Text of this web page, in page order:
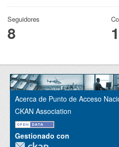
Seguidores
8 1
Acerca de Punto de Acceso
CKAN Association
Gestionado con